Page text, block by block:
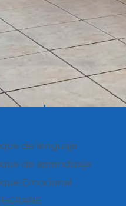
de
de lenguaje
de aprendizaje
Emocional